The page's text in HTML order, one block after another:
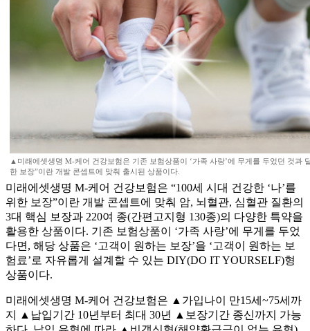
▲미래에셋생명 M-케어 건강보험은 기존 보험상품이 ‘가족 사랑’에 무게를 두었던 것과
한 보장”이란 개발 콘셉트에 맞춰 출시된 상품이다.
미래에셋생명 M-케어 건강보험은 “100세 시대 건강한 ‘나’를
위한 보장”이란 개발 콘셉트에 맞춰 암, 뇌혈관, 심혈관 질환의
3대 핵심 보장과 220여 종(간편고지형 130종)의 다양한 특약을
활용한 상품이다. 기존 보험상품이 ‘가족 사랑’에 무게를 두었
다면, 해당 상품은 ‘고객이 원하는 보장’을 ‘고객이 원하는 보
험료’로 자유롭게 설계할 수 있는 DIY(DO IT YOURSELF)형
상품이다.
미래에셋생명 M-케어 건강보험은 ▲가입나이 만15세~75세까
지 ▲납입기간 10년부터 최대 30년 ▲보장기간 종신까지 가능